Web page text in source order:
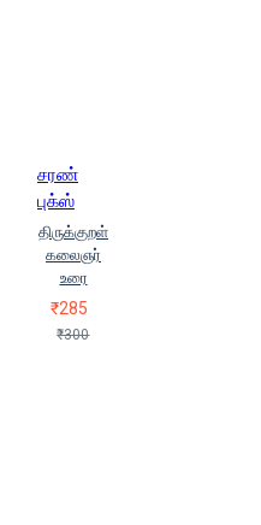
சரண்
புக்ஸ்
திருக்குறள்
கலைஞர்
உரை
₹285
₹300